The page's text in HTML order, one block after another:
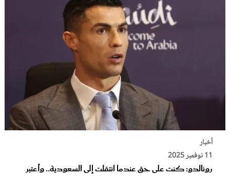
أخبار
11 نوفمبر 2025
رونالدو: كنت على حق عندما انتقلت إلى السعودية.. وأعتبر